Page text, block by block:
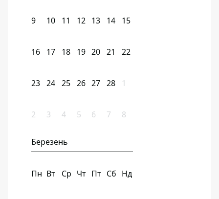
9 10 11 12 13 14 15
16 17 18 19 20 21 22
23 24 25 26 27 28 1
2 3 4 5 6 7 8
Березень
Пн Вт Ср Чт Пт Сб Нд